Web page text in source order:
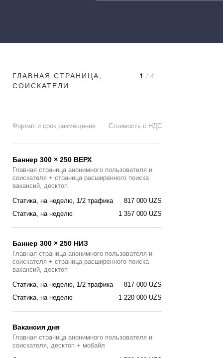
1 / 4
ГЛАВНАЯ СТРАНИЦА,
СОИСКАТЕЛИ
Формат и срок размещения Стоимость с НДС
Баннер 300 × 250 ВЕРХ
Главная страница анонимного пользователя и
соискателя + страница расширенного поиска
вакансий, десктоп
817 000 UZS
Статика, на неделю, 1/2 трафика
1 357 000 UZS
Статика, на неделю
Баннер 300 × 250 НИЗ
Главная страница анонимного пользователя и
соискателя + страница расширенного поиска
вакансий, десктоп
817 000 UZS
Статика, на неделю, 1/2 трафика
1 220 000 UZS
Статика, на неделю
Вакансия дня
Главная страницa анонимного пользователя и
соискателя, десктоп + мобайл